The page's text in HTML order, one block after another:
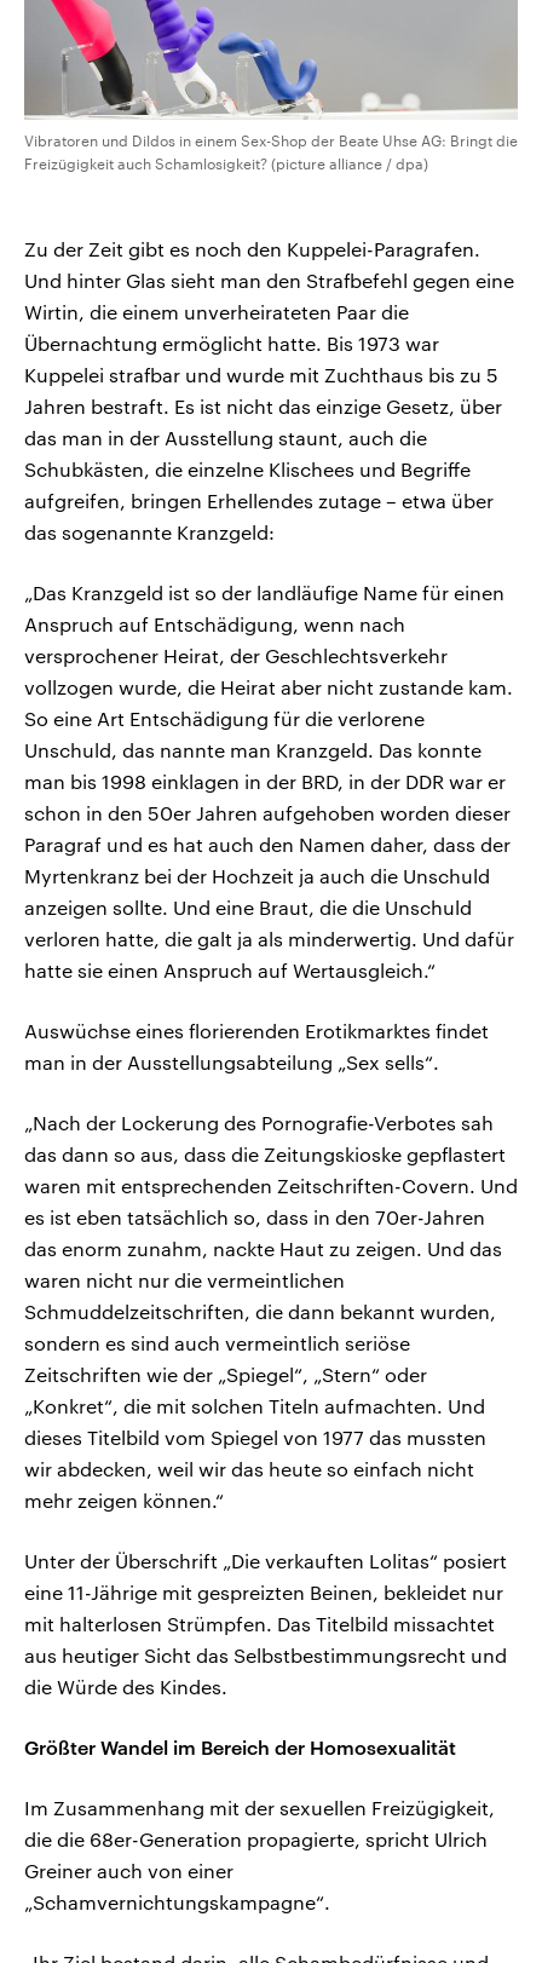
Vibratoren und Dildos in einem Sex-Shop der Beate Uhse AG: Bringt die
Freizügigkeit auch Schamlosigkeit? (picture alliance / dpa)
Zu der Zeit gibt es noch den Kuppelei-Paragrafen.
Und hinter Glas sieht man den Strafbefehl gegen eine
Wirtin, die einem unverheirateten Paar die
Übernachtung ermöglicht hatte. Bis 1973 war
Kuppelei strafbar und wurde mit Zuchthaus bis zu 5
Jahren bestraft. Es ist nicht das einzige Gesetz, über
das man in der Ausstellung staunt, auch die
Schubkästen, die einzelne Klischees und Begriffe
aufgreifen, bringen Erhellendes zutage – etwa über
das sogenannte Kranzgeld:
„Das Kranzgeld ist so der landläufige Name für einen
Anspruch auf Entschädigung, wenn nach
versprochener Heirat, der Geschlechtsverkehr
vollzogen wurde, die Heirat aber nicht zustande kam.
So eine Art Entschädigung für die verlorene
Unschuld, das nannte man Kranzgeld. Das konnte
man bis 1998 einklagen in der BRD, in der DDR war er
schon in den 50er Jahren aufgehoben worden dieser
Paragraf und es hat auch den Namen daher, dass der
Myrtenkranz bei der Hochzeit ja auch die Unschuld
anzeigen sollte. Und eine Braut, die die Unschuld
verloren hatte, die galt ja als minderwertig. Und dafür
hatte sie einen Anspruch auf Wertausgleich.“
Auswüchse eines florierenden Erotikmarktes findet
man in der Ausstellungsabteilung „Sex sells“.
„Nach der Lockerung des Pornografie-Verbotes sah
das dann so aus, dass die Zeitungskioske gepflastert
waren mit entsprechenden Zeitschriften-Covern. Und
es ist eben tatsächlich so, dass in den 70er-Jahren
das enorm zunahm, nackte Haut zu zeigen. Und das
waren nicht nur die vermeintlichen
Schmuddelzeitschriften, die dann bekannt wurden,
sondern es sind auch vermeintlich seriöse
Zeitschriften wie der „Spiegel“, „Stern“ oder
„Konkret“, die mit solchen Titeln aufmachten. Und
dieses Titelbild vom Spiegel von 1977 das mussten
wir abdecken, weil wir das heute so einfach nicht
mehr zeigen können.“
Unter der Überschrift „Die verkauften Lolitas“ posiert
eine 11-Jährige mit gespreizten Beinen, bekleidet nur
mit halterlosen Strümpfen. Das Titelbild missachtet
aus heutiger Sicht das Selbstbestimmungsrecht und
die Würde des Kindes.
Größter Wandel im Bereich der Homosexualität
Im Zusammenhang mit der sexuellen Freizügigkeit,
die die 68er-Generation propagierte, spricht Ulrich
Greiner auch von einer
„Schamvernichtungskampagne“.